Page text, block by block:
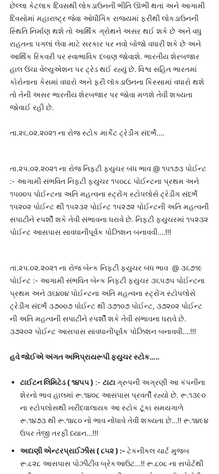
છેલ્લા કેટલાક દિવસથી લોકડાઉનની ભીતિ ઊભી થતાં અને આગામી
દિવસોમાં મહારાષ્ટ્ર જેવા ઓધૌગિક રાજ્યમાં ફરીથી લોકડાઉનની
સ્થિતિ નિર્માણ થશે તો આર્થિક ગ્રોથને અસર થઈ શકે છે અને વધુ
રાહતના પગલાં લેવા માટે સરકાર પર નવો બોજો વધારી શકે છે અને
આર્થિક રિકવરી પર સ્વાભાવિક દબાણ જોવાશે. ભારતીય શેરબજાર
હાલ ઉંચા વેલ્યુએશન પર ટ્રેડ થઈ રહ્યું છે. વિશ્વ સહિત ભારતમાં
કોરોનાના કેસમાં વધારો અને ફરી લૉકડાઉનના કિસ્સામાં વધારો થશે
તો તેની અસર ભારતીય શેરબજાર પર જોવા મળશે તેવી શક્યતા
જોવાઈ રહી છે.
તા.૨૬.૦૨.૨૦૨૧ ના રોજ સ્ટોક માર્કેટ ટ્રેડીંગ સંદર્ભે….
તા.૨૫.૦૨.૨૦૨૧ ના રોજ નિફટી ફ્યુચર બંધ ભાવ @ ૧૫૧૭૩ પોઈન્ટ
:- આગામી સંભવિત નિફ્ટી ફ્યુચર ૧૫૦૮૮ પોઈન્ટના પ્રથમ અને
૧૫૦૦૫ પોઈન્ટના અતિ મહત્વના સ્ટ્રોંગ સ્ટોપલોસે ટ્રેડીંગ સંદર્ભે
૧૫૨૦૨ પોઈન્ટ થી ૧૫૨૩૨ પોઈન્ટ ૧૫૨૭૨ પોઈન્ટની અતિ મહત્વની
સપાટીને સ્પર્શી શકે તેવી સંભાવના ધરાવે છે. નિફ્ટી ફ્યુચરમાં ૧૫૨૩૨
પોઈન્ટ આસપાસ સાવધાનીપૂર્વક પોઝિશન બનાવવી….!!!
તા.૨૫.૦૨.૨૦૨૧ ના રોજ બેન્ક નિફ્ટી ફ્યુચર બંધ ભાવ @ ૩૬૭૧૯
પોઈન્ટ :- આગામી સંભવિત બેન્ક નિફ્ટી ફ્યુચર ૩૬૫૭૫ પોઈન્ટના
પ્રથમ અને ૩૬૪૦૪ પોઈન્ટના અતિ મહત્વના સ્ટ્રોંગ સ્ટોપલોસે
ટ્રેડીંગ સંદર્ભે ૩૭૦૦૭ પોઈન્ટ થી ૩૭૧૦૭ પોઈન્ટ, ૩૭૨૦૨ પોઈન્ટ
ની અતિ મહત્વની સપાટીને સ્પર્શી શકે તેવી સંભાવના ધરાવે છે.
૩૭૨૦૨ પોઈન્ટ આસપાસ સાવધાનીપૂર્વક પોઝિશન બનાવવી….!!!
હવે જોઈએ અંગત અભિપ્રાયરૂપી ફ્યુચર સ્ટોક…..
ટાઈટન લિમિટેડ ( ૧૪૫૫) :- ટાટાગ્રુપની અગ્રણી આ કંપનીના
શેરનો ભાવ હાલમાં રૂ.૧૪૦૮ આસપાસ પ્રવર્તી રહ્યો છે. રૂ.૧૩૯૦
ના સ્ટોપલોસથી ખરીદવાલાયક આ સ્ટોક ટૂંકા સમયગાળે
રૂ.૧૪૭૩ થી રૂ.૧૪૮૦ નો ભાવ નોંધાવે તેવી શક્યતા છે…!! રૂ.૧૪૯૪
ઉપર તેજી તરફી ધ્યાન…!!!
અદાણી એન્ટરપ્રાઈઝીસ(૮૫૨) :- ટેકનીકલ ચાર્ટ મુજબ
રૂ.૮૨૮ આસપાસ પોઝીટીવ બ્રેકઆઉટ…!! રૂ.૮૦૮ ના સપોર્ટથી